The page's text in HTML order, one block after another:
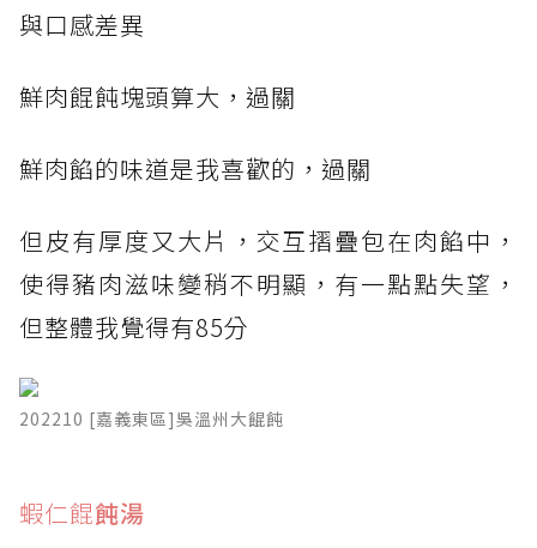
與口感差異
鮮肉餛飩塊頭算大，過關
鮮肉餡的味道是我喜歡的，過關
但皮有厚度又大片，交互摺疊包在肉餡中，
使得豬肉滋味變稍不明顯，有一點點失望，
但整體我覺得有85分
202210 [嘉義東區]吳溫州大餛飩
​蝦仁餛飩湯